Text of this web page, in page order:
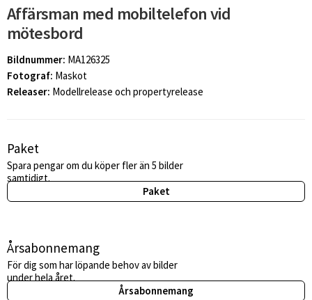
Affärsman med mobiltelefon vid
mötesbord
Bildnummer: MA126325
Fotograf: Maskot
Releaser: Modellrelease och propertyrelease
Paket
Spara pengar om du köper fler än 5 bilder
samtidigt.
Paket
Årsabonnemang
För dig som har löpande behov av bilder
under hela året.
Årsabonnemang